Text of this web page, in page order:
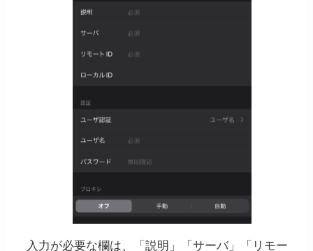
入力が必要な欄は、「説明」「サーバ」「リモー